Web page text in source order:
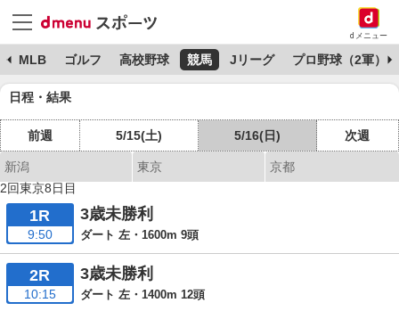
dメニュー
MLB ゴルフ 高校野球 競馬 Jリーグ プロ野球（2軍）
日程・結果
前週 5/15(土) 5/16(日) 次週
新潟 東京
京都
2回東京8日目
1R
9:50
3歳未勝利
ダート 左・1600m 9頭
2R
10:15
3歳未勝利
ダート 左・1400m 12頭